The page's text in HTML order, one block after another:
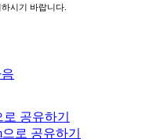
시기 바랍니다.